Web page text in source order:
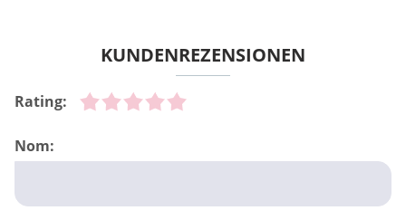
KUNDENREZENSIONEN
Rating:
Nom: